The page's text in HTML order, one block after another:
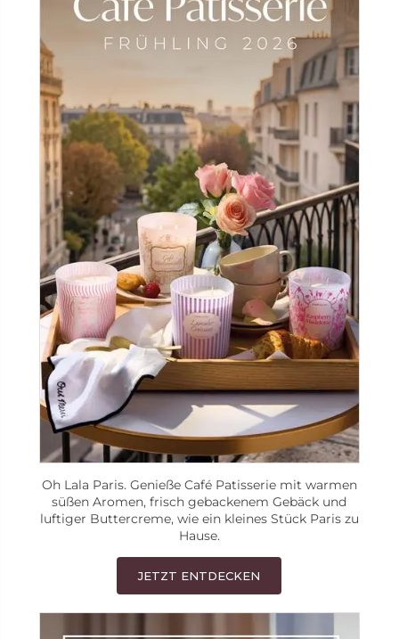
Oh Lala Paris. Genieße Café Patisserie mit warmen
süßen Aromen, frisch gebackenem Gebäck und
luftiger Buttercreme, wie ein kleines Stück Paris zu
Hause.
JETZT ENTDECKEN